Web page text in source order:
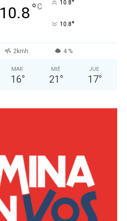
10.8°C 10.8°
10.8°
2kmh 4 %
MAR
16°
MIÉ
21 °
JUE
17°